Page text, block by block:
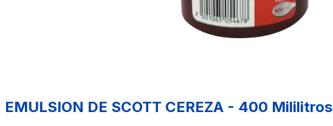
EMULSION DE SCOTT CEREZA - 400 Mililitros